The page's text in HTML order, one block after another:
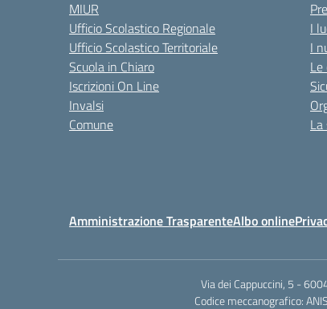
MIUR
Ufficio Scolastico Regionale
Ufficio Scolastico Territoriale
Scuola in Chiaro
Iscrizioni On Line
Invalsi
Comune
I
I
Amministrazione TrasparenteAlbo online
Via dei Cappuccini, 5 -
Codice meccanografico: